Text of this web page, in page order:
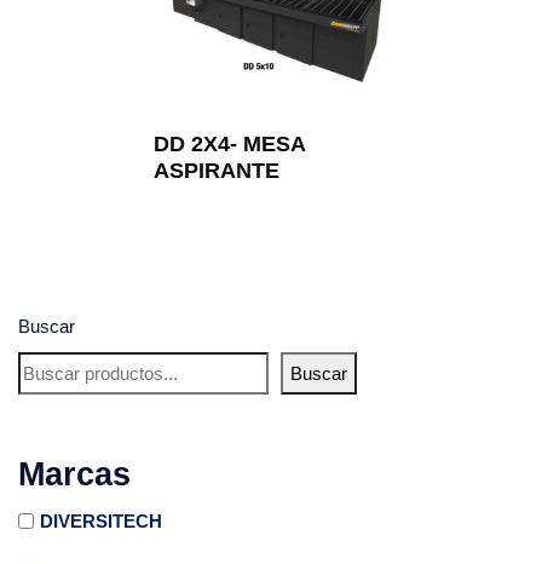
Buscar
Buscar
Marcas
DIVERSITECH
DD 2X4- MESA
ASPIRANTE